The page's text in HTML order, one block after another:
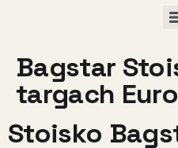
Bagstar
targach
Stoisko